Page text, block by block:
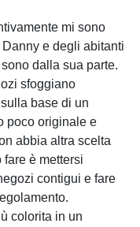
mi sono
e degli abitanti
dalla sua parte.
sfoggiano
base di un
poco originale e
abbia altra scelta
è mettersi
contigui e fare
colorita in un